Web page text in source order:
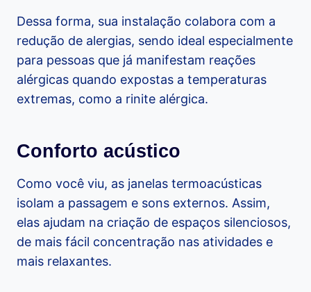
Dessa forma, sua instalação colabora com a
redução de alergias, sendo ideal especialmente
para pessoas que já manifestam reações
alérgicas quando expostas a temperaturas
extremas, como a rinite alérgica.
Conforto acústico
Como você viu, as janelas termoacústicas
isolam a passagem e sons externos. Assim,
elas ajudam na criação de espaços silenciosos,
de mais fácil concentração nas atividades e
mais relaxantes.